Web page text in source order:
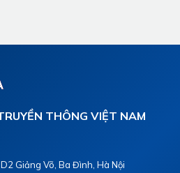
THÔNG VIỆT NAM
Giảng Võ, Ba Đình, Hà Nội